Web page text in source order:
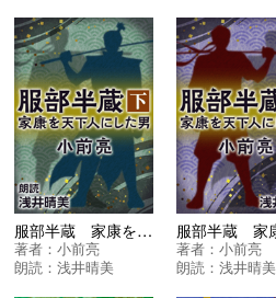
服部半蔵 家康を天下人にした男＜下＞
著者：小前亮
朗読：浅井晴美
著者： 小前亮
朗読： 浅井晴美